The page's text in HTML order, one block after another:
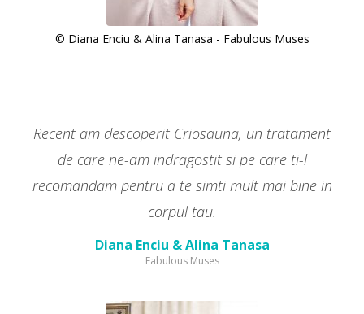
© Diana Enciu & Alina Tanasa - Fabulous Muses
Recent am descoperit Criosauna, un tratament
de care ne-am indragostit si pe care ti-l
recomandam pentru a te simti mult mai bine in
corpul tau.
Diana Enciu & Alina Tanasa
Fabulous Muses